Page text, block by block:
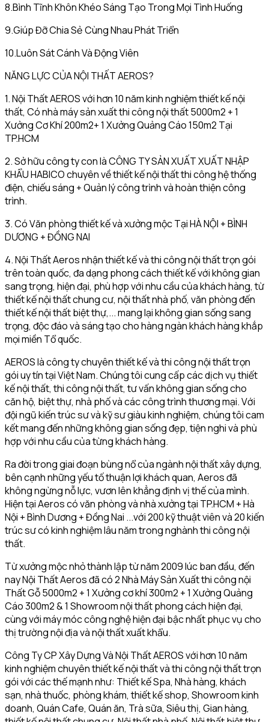
8.Bình Tĩnh Khôn Khéo Sáng Tạo Trong Mọi Tình Huống
9.Giúp Đỡ Chia Sẻ Cùng Nhau Phát Triển
10.Luôn Sát Cánh Và Động Viên
NĂNG LỰC CỦA NỘI THẤT AEROS?
1. Nội Thất AEROS với hơn 10 năm kinh nghiệm thiết kế nội
thất, Có nhà máy sản xuất thi công nội thất 5000m2 + 1
Xưởng Cơ Khí 200m2+ 1 Xưởng Quảng Cáo 150m2 Tại
TP.HCM
2. Sở hữu công ty con là CÔNG TY SẢN XUẤT XUẤT NHẬP
KHẨU HABICO chuyên về thiết kế nội thất thi công hệ thống
điện, chiếu sáng + Quản lý công trình và hoàn thiện công
trình.
3. Có Văn phòng thiết kế và xưởng mộc Tại HÀ NỘI + BÌNH
DƯƠNG + ĐỒNG NAI
4. Nội Thất Aeros nhận thiết kế và thi công nội thất trọn gói
trên toàn quốc, đa dạng phong cách thiết kế với không gian
sang trọng, hiện đại, phù hợp với nhu cầu của khách hàng, từ
thiết kế nội thất chung cư, nội thất nhà phố, văn phòng đến
thiết kế nội thất biệt thự,... mang lại không gian sống sang
trọng, độc đáo và sáng tạo cho hàng ngàn khách hàng khắp
mọi miền Tổ quốc.
AEROS là công ty chuyên thiết kế và thi công nội thất trọn
gói uy tín tại Việt Nam. Chúng tôi cung cấp các dịch vụ thiết
kế nội thất, thi công nội thất, tư vấn không gian sống cho
căn hộ, biệt thự, nhà phố và các công trình thương mại. Với
đội ngũ kiến trúc sư và kỹ sư giàu kinh nghiệm, chúng tôi cam
kết mang đến những không gian sống đẹp, tiện nghi và phù
hợp với nhu cầu của từng khách hàng.
Ra đời trong giai đoạn bùng nổ của ngành nội thất xây dựng,
bên cạnh những yếu tố thuận lợi khách quan, Aeros đã
không ngừng nỗ lực, vươn lên khẳng định vị thế của mình.
Hiện tại Aeros có văn phòng và nhà xưởng tại TP.HCM + Hà
Nội + Bình Dương + Đồng Nai ...với 200 kỹ thuật viên và 20 kiến
trúc sư có kinh nghiệm lâu năm trong nghành thi công nội
thất.
Từ xưởng mộc nhỏ thành lập từ năm 2009 lúc ban đầu, đến
nay Nội Thất Aeros đã có 2 Nhà Máy Sản Xuất thi công nội
Thất Gỗ 5000m2 + 1 Xưởng cơ khí 300m2 + 1 Xưởng Quảng
Cáo 300m2 & 1 Showroom nội thất phong cách hiện đại,
cùng với máy móc công nghệ hiện đại bậc nhất phục vụ cho
thị trường nội địa và nội thất xuất khẩu.
Công Ty CP Xây Dựng Và Nội Thất AEROS với hơn 10 năm
kinh nghiệm chuyên thiết kế nội thất và thi công nội thất trọn
gói với các thế mạnh như: Thiết kế Spa, Nhà hàng, khách
sạn, nhà thuốc, phòng khám, thiết kế shop, Showroom kinh
doanh, Quán Cafe, Quán ăn, Trà sữa, Siêu thị, Gian hàng,